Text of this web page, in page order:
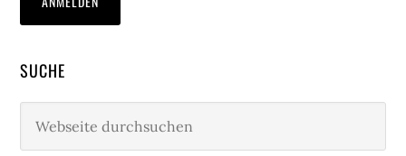
SUCHE
durchsuchen